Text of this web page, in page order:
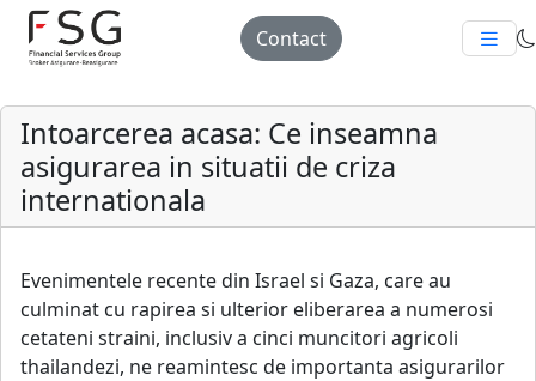
Contact
Intoarcerea acasa: Ce inseamna
asigurarea in situatii de criza
internationala
Evenimentele recente din Israel si Gaza, care au
culminat cu rapirea si ulterior eliberarea a numerosi
cetateni straini, inclusiv a cinci muncitori agricoli
thailandezi, ne reamintesc de importanta asigurarilor